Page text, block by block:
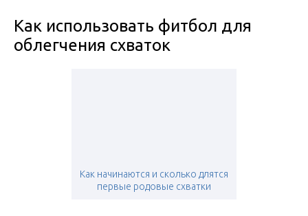
Как использовать фитбол для
облегчения схваток
Как начинаются и сколько длятся
первые родовые схватки